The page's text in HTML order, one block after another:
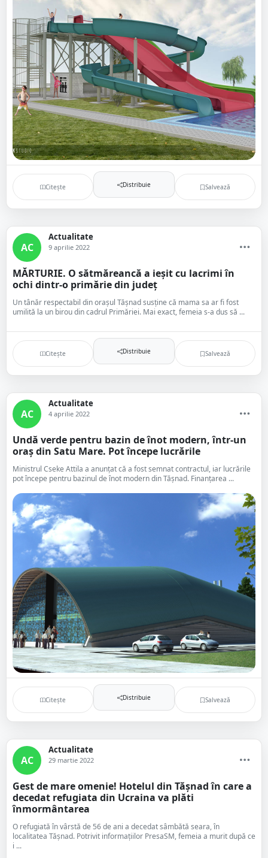
Citește Distribuie Salvează
AC
Actualitate
9 aprilie 2022
MĂRTURIE. O sătmăreancă a ieșit cu lacrimi în
ochi dintr-o primărie din județ
Un tânăr respectabil din orașul Tășnad susține că mama sa ar fi fost
umilită la un birou din cadrul Primăriei. Mai exact, femeia s-a dus să ...
Citește Distribuie Salvează
AC
Actualitate
4 aprilie 2022
Undă verde pentru bazin de înot modern, într-un
oraș din Satu Mare. Pot începe lucrările
Ministrul Cseke Attila a anunțat că a fost semnat contractul, iar lucrările
pot începe pentru bazinul de înot modern din Tășnad. Finanțarea ...
Citește Distribuie Salvează
AC
Actualitate
29 martie 2022
Gest de mare omenie! Hotelul din Tășnad în care a
decedat refugiata din Ucraina va plăti
înmormântarea
O refugiată în vârstă de 56 de ani a decedat sâmbătă seara, în
localitatea Tășnad. Potrivit informațiilor PresaSM, femeia a murit după ce
i ...